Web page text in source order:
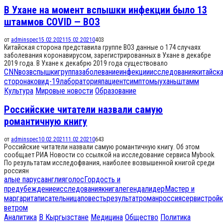
В Ухане на момент вспышки инфекции было 13
штаммов COVID — ВОЗ
от adminspec15.02.2021 15.02.20210403
Китайская сторона представила группе ВОЗ данные о 174 случаях
заболевания коронавирусом, зарегистрированных в Ухане в декабре
2019 года. В Ухане к декабрю 2019 года существовало
CNNвозвспышкигруппазаболеваниеинфекцииисследования
сторонаковид-19лабораторияпациентсимптомыуханьштамм
Культура Мировые новости Образование
Российские читатели назвали самую
романтичную книгу
от adminspec10.02.2021 11.02.20210643
Российские читатели назвали самую романтичную книгу. Об этом
сообщает РИА Новости со ссылкой на исследование сервиса Mybook.
По результатам исследофвания, наиболее возвышенной книгой среди
россиян
алые парусаанглияголосГордость и
предубеждениеисследованиякнигалегендалидерМастер и
маргаритаписательницаповестьрезультатроманроссиясервис
ветром
Аналитика В Кыргызстане Медицина Общество Политика